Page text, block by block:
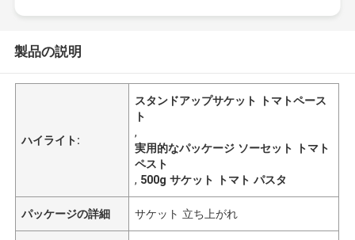
製品の説明
ハイライト:
スタンドアップサケット トマトペース
ト
,
実用的なパッケージ ソーセット トマト
ペスト
, 500g サケット トマト パスタ
パッケージの詳細 サケット 立ち上がれ